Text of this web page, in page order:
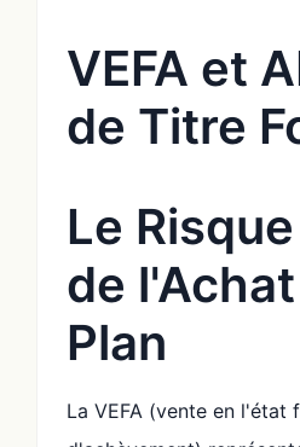
VEFA et
de Titre
Le
de
Plan
La VEFA (vente en l'état